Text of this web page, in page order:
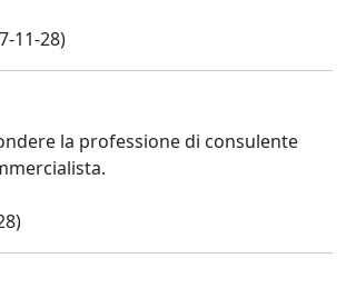
11-28)
la professione di consulente